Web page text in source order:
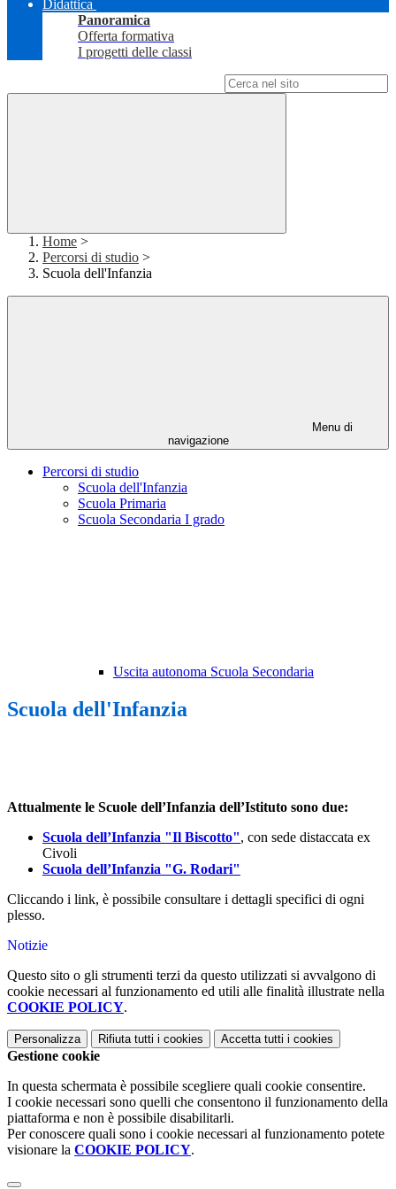
Didattica
Panoramica
Offerta formativa
I progetti delle classi
Home >
Percorsi di studio >
Scuola dell'Infanzia
Menu di
navigazione
Percorsi di studio
Scuola dell'Infanzia
Scuola Primaria
Scuola Secondaria I grado
Uscita autonoma Scuola Secondaria
Scuola dell'Infanzia
Attualmente le Scuole dell’Infanzia dell’Istituto sono due:
Scuola dell’Infanzia "Il Biscotto", con sede distaccata ex
Civoli
Scuola dell’Infanzia "G. Rodari"
Cliccando i link, è possibile consultare i dettagli specifici di ogni
plesso.
Notizie
Questo sito o gli strumenti terzi da questo utilizzati si avvalgono di
cookie necessari al funzionamento ed utili alle finalità illustrate nella
COOKIE POLICY.
Personalizza Rifiuta tutti i cookies Accetta tutti i cookies
Gestione cookie
In questa schermata è possibile scegliere quali cookie consentire.
I cookie necessari sono quelli che consentono il funzionamento della
piattaforma e non è possibile disabilitarli.
Per conoscere quali sono i cookie necessari al funzionamento potete
visionare la COOKIE POLICY.